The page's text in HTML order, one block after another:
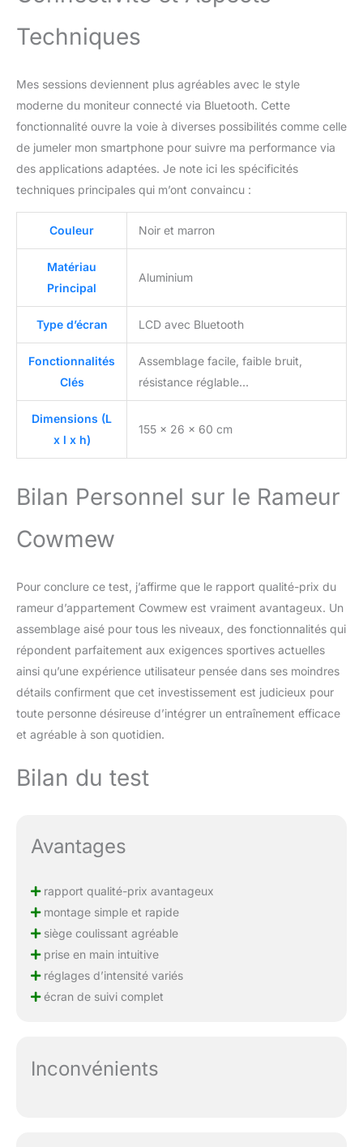
Techniques
Mes sessions deviennent plus agréables avec le style
moderne du moniteur connecté via Bluetooth. Cette
fonctionnalité ouvre la voie à diverses possibilités comme celle
de jumeler mon smartphone pour suivre ma performance via
des applications adaptées. Je note ici les spécificités
techniques principales qui m’ont convaincu :
Couleur Noir et marron
Matériau
Principal
Aluminium
Type d’écran LCD avec Bluetooth
Fonctionnalités
Clés
Assemblage facile, faible bruit,
résistance réglable…
Dimensions (L
x l x h)
155 x 26 x 60 cm
Bilan Personnel sur le Rameur
Cowmew
Pour conclure ce test, j’affirme que le rapport qualité-prix du
rameur d’appartement Cowmew est vraiment avantageux. Un
assemblage aisé pour tous les niveaux, des fonctionnalités qui
répondent parfaitement aux exigences sportives actuelles
ainsi qu’une expérience utilisateur pensée dans ses moindres
détails confirment que cet investissement est judicieux pour
toute personne désireuse d’intégrer un entraînement efficace
et agréable à son quotidien.
Bilan du test
Avantages
rapport qualité-prix avantageux
montage simple et rapide
siège coulissant agréable
prise en main intuitive
réglages d’intensité variés
écran de suivi complet
Inconvénients